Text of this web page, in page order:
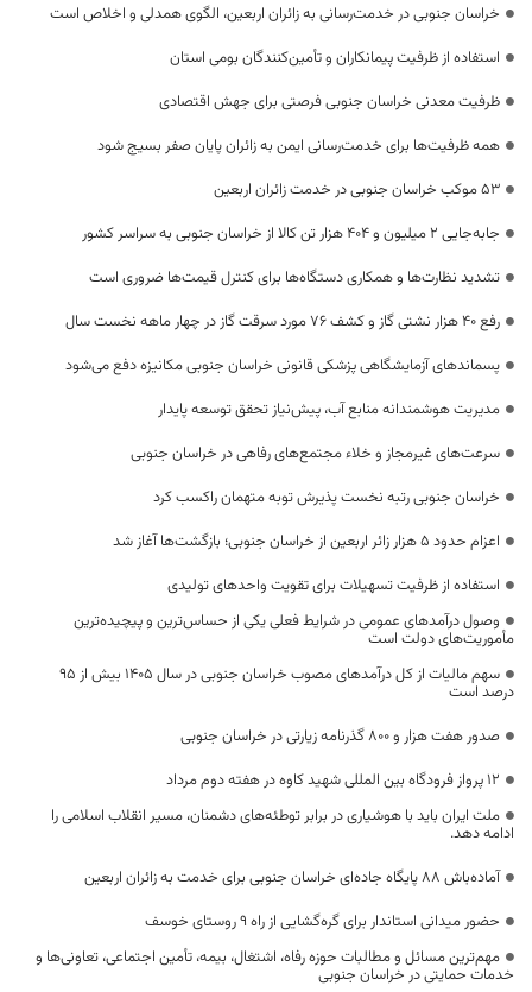
خراسان جنوبی در خدمت‌رسانی به زائران اربعین، الگوی همدلی و اخلاص است
استفاده از ظرفیت پیمانکاران و تأمین‌کنندگان بومی استان
ظرفیت معدنی خراسان جنوبی فرصتی برای جهش اقتصادی
همه ظرفیت‌ها برای خدمت‌رسانی ایمن به زائران پایان صفر بسیج شود
53 موکب خراسان جنوبی در خدمت زائران اربعین
جابه‌جایی 2 میلیون و 404 هزار تن کالا از خراسان جنوبی به سراسر کشور
تشدید نظارت‌ها و همکاری دستگاه‌ها برای کنترل قیمت‌ها ضروری است
رفع 40 هزار نشتی گاز و کشف 76 مورد سرقت گاز در چهار ماهه نخست سال
پسماندهای آزمایشگاهی پزشکی قانونی خراسان جنوبی مکانیزه دفع می‌شود
مدیریت هوشمندانه منابع آب، پیش‌نیاز تحقق توسعه پایدار
سرعت‌های غیرمجاز و خلاء مجتمع‌های رفاهی در خراسان جنوبی
خراسان جنوبی رتبه نخست پذیرش توبه متهمان راکسب کرد
اعزام حدود 5 هزار زائر اربعین از خراسان جنوبی؛ بازگشت‌ها آغاز شد
استفاده از ظرفیت تسهیلات برای تقویت واحدهای تولیدی
وصول درآمدهای عمومی در شرایط فعلی یکی از حساس‌ترین و پیچیده‌ترین
مأموریت‌های دولت است
سهم مالیات از کل درآمدهای مصوب خراسان جنوبی در سال ۱۴۰۵ بیش از ۹۵
درصد است
صدور هفت هزار و ۸۰۰ گذرنامه زیارتی در خراسان جنوبی
۱۲ پرواز فرودگاه بین المللی شهید کاوه در هفته دوم مرداد
ملت ایران باید با هوشیاری در برابر توطئه‌های دشمنان، مسیر انقلاب اسلامی را
ادامه دهد.
آماده‌باش ۸۸ پایگاه جاده‌ای خراسان جنوبی برای خدمت به زائران اربعین
حضور میدانی استاندار برای گره‌گشایی از راه ۹ روستای خوسف
مهم‌ترین مسائل و مطالبات حوزه رفاه، اشتغال، بیمه، تأمین اجتماعی، تعاونی‌ها و
خدمات حمایتی در خراسان جنوبی